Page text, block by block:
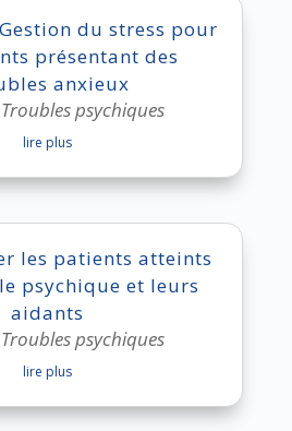
du stress pour
présentant des
anxieux
Troubles psychiques
lire plus
les patients atteints
psychique et leurs
aidants
Troubles psychiques
lire plus